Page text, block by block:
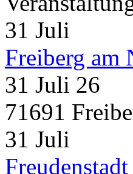
31 Juli
Freiberg am
31 Juli 26
71691
31 Juli